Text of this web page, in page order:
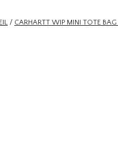
/ CARHARTT WIP MINI TOTE